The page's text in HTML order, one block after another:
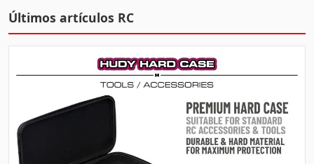
Últimos artículos RC